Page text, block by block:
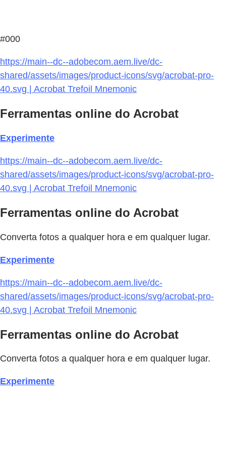
#000
https://main--dc--adobecom.aem.live/dc-
shared/assets/images/product-icons/svg/acrobat-pro-
40.svg | Acrobat Trefoil Mnemonic
Ferramentas online do Acrobat
Experimente
https://main--dc--adobecom.aem.live/dc-
shared/assets/images/product-icons/svg/acrobat-pro-
40.svg | Acrobat Trefoil Mnemonic
Ferramentas online do Acrobat
Converta fotos a qualquer hora e em qualquer lugar.
Experimente
https://main--dc--adobecom.aem.live/dc-
shared/assets/images/product-icons/svg/acrobat-pro-
40.svg | Acrobat Trefoil Mnemonic
Ferramentas online do Acrobat
Converta fotos a qualquer hora e em qualquer lugar.
Experimente